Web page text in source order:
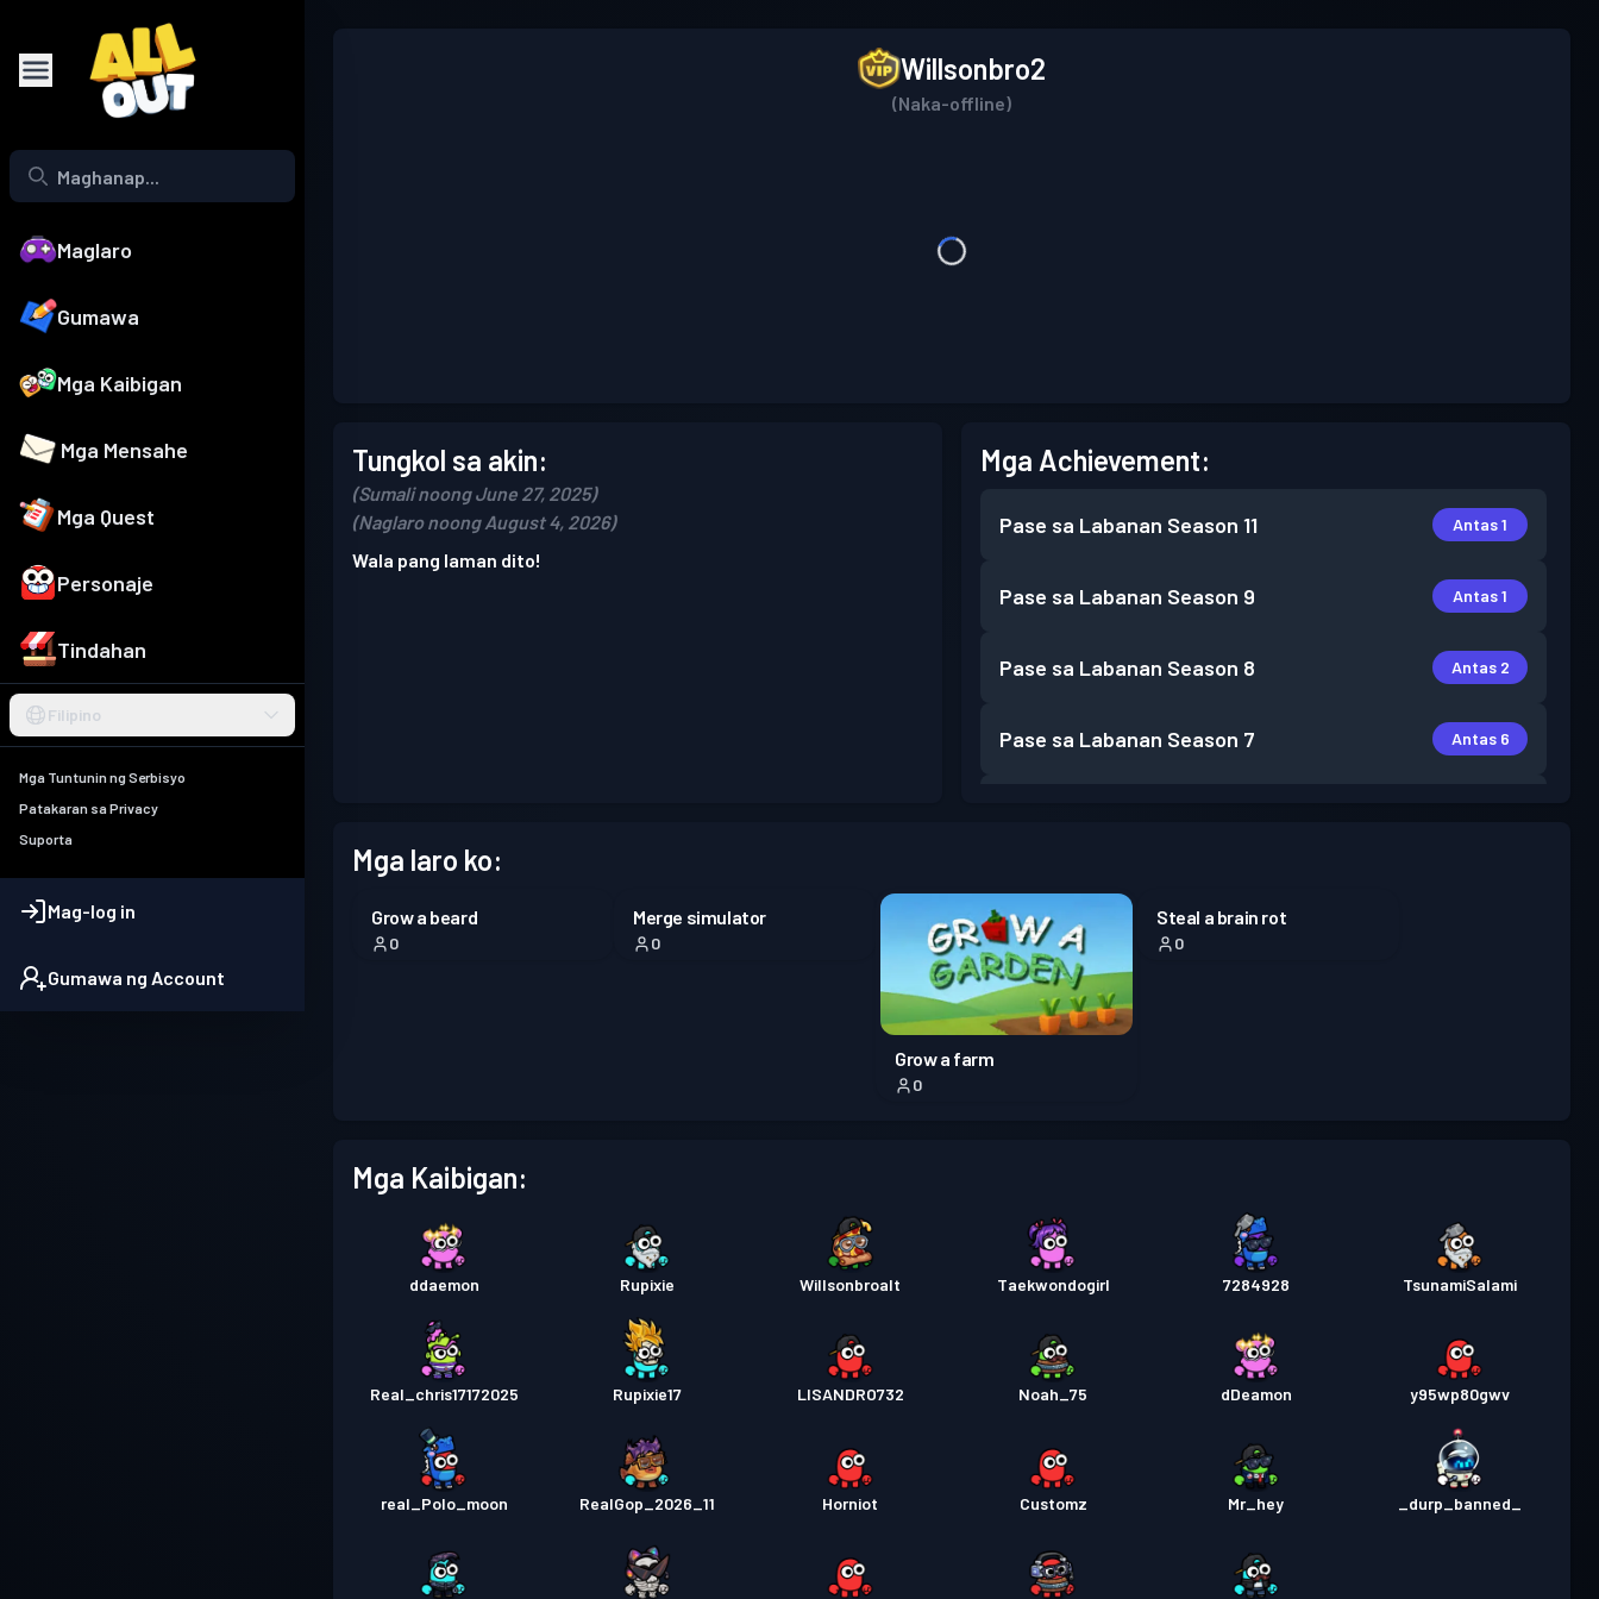
Maglaro
Gumawa
Mga Kaibigan
Mga Mensahe
Mga Quest
Personaje
Tindahan
Filipino
Mga Tuntunin ng Serbisyo
Patakaran sa Privacy
Suporta
Mag-log in
Gumawa ng Account
Willsonbro2
(Naka-offline)
Tungkol sa akin:
(Sumali noong June 27, 2025)
(Naglaro noong August 4, 2026)
Wala pang laman dito!
Mga Achievement:
Pase sa Labanan Season 11 Antas 1
Pase sa Labanan Season 9 Antas 1
Pase sa Labanan Season 8 Antas 2
Pase sa Labanan Season 7 Antas 6
Mga laro ko:
Grow a beard
0
Merge simulator
0
Grow a farm
0
Steal a brain rot
0
Mga Kaibigan:
ddaemon Rupixie Willsonbroalt Taekwondogirl 7284928 TsunamiSalami
Real_chris17172025 Rupixie17 LISANDRO732 Noah_75 dDeamon y95wp80gwv
real_Polo_moon RealGop_2026_11 Horniot Customz Mr_hey _durp_banned_